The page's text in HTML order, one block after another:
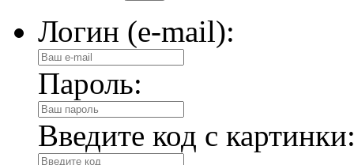
Логин (e-mail):
Пароль:
Введите код с